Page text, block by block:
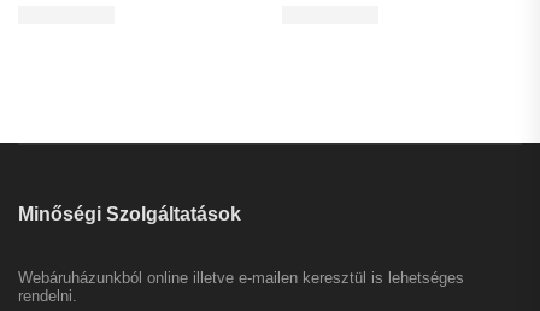
Minőségi Szolgáltatások
Webáruházunkból online illetve e-mailen keresztül is lehetséges
rendelni.